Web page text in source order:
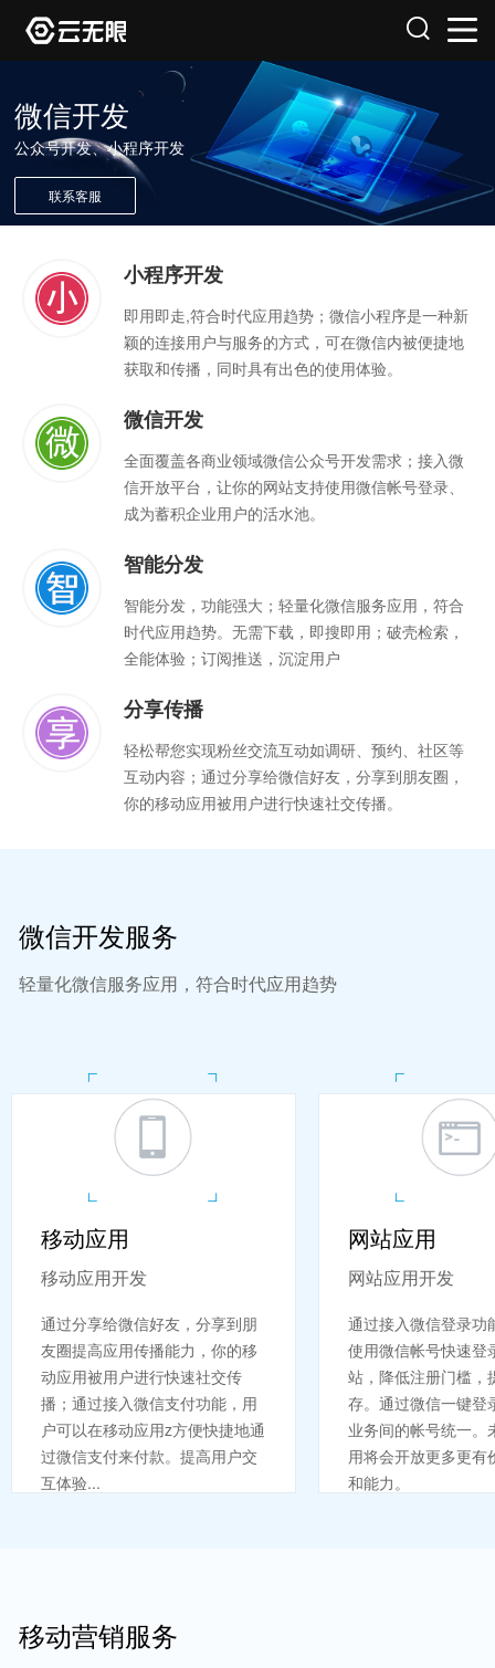
微信开发
公众号开发、小程序开发
联系客服
小程序开发
即用即走,符合时代应用趋势；微信小程序是一种新
颖的连接用户与服务的方式，可在微信内被便捷地
获取和传播，同时具有出色的使用体验。
微信开发
全面覆盖各商业领域微信公众号开发需求；接入微
信开放平台，让你的网站支持使用微信帐号登录、
成为蓄积企业用户的活水池。
智能分发
智能分发，功能强大；轻量化微信服务应用，符合
时代应用趋势。无需下载，即搜即用；破壳检索，
全能体验；订阅推送，沉淀用户
分享传播
轻松帮您实现粉丝交流互动如调研、预约、社区等
互动内容；通过分享给微信好友，分享到朋友圈，
你的移动应用被用户进行快速社交传播。
微信开发服务
轻量化微信服务应用，符合时代应用趋势
移动应用
移动应用开发
通过分享给微信好友，分享到朋
友圈提高应用传播能力，你的移
动应用被用户进行快速社交传
播；通过接入微信支付功能，用
户可以在移动应用z方便快捷地通
过微信支付来付款。提高用户交
互体验...
网站应用
网站应用开发
通过接入微信登录功
使用微信帐号快速登
站，降低注册门槛，
存。通过微信一键登
业务间的帐号统一。
用将会开放更多更有
和能力。
移动营销服务